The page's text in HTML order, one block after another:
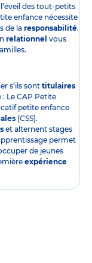
des tout-petits
enfance nécessite
de la responsabilité.
relationnel vous
s’ils sont titulaires
Le CAP Petite
petite enfance
(CSS).
et alternent stages
permet
de jeunes
expérience